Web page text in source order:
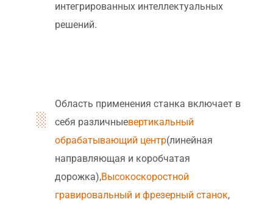
интегрированных интеллектуальных
решений.
Область применения станка включает в
себя различныевертикальный
обрабатывающий центр(линейная
направляющая и коробчатая
дорожка),Высокоскоростной
гравировальный и фрезерный станок,